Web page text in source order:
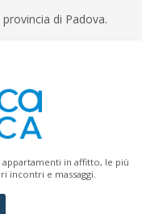
di Padova.
appartamenti in affitto, le più
incontri e massaggi.